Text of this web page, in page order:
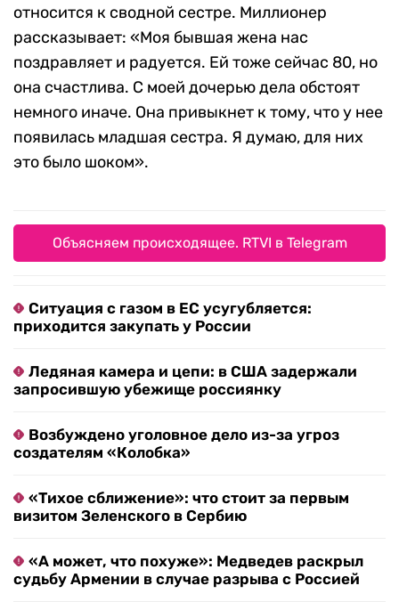
относится к сводной сестре. Миллионер
рассказывает: «Моя бывшая жена нас
поздравляет и радуется. Ей тоже сейчас 80, но
она счастлива. С моей дочерью дела обстоят
немного иначе. Она привыкнет к тому, что у нее
появилась младшая сестра. Я думаю, для них
это было шоком».
Объясняем происходящее. RTVI в Telegram
Ситуация с газом в ЕС усугубляется:
приходится закупать у России
Ледяная камера и цепи: в США задержали
запросившую убежище россиянку
Возбуждено уголовное дело из-за угроз
создателям «Колобка»
«Тихое сближение»: что стоит за первым
визитом Зеленского в Сербию
«А может, что похуже»: Медведев раскрыл
судьбу Армении в случае разрыва с Россией